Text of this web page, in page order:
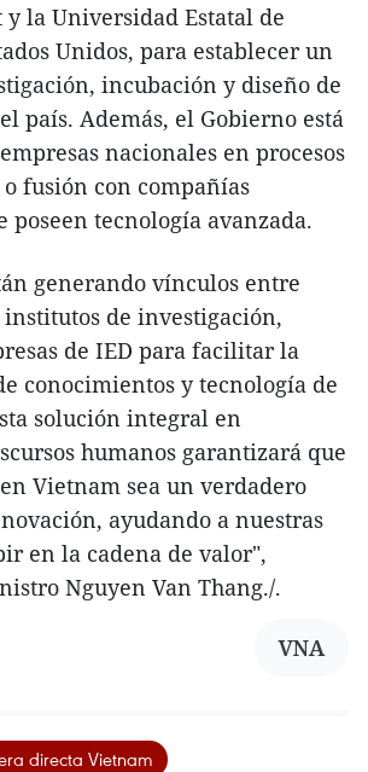
la Universidad Estatal de
Unidos, para establecer un
incubación y diseño de
país. Además, el Gobierno está
nacionales en procesos
fusión con compañías
poseen tecnología avanzada.
generando vínculos entre
de investigación,
de IED para facilitar la
conocimientos y tecnología de
solución integral en
humanos garantizará que
Vietnam sea un verdadero
ayudando a nuestras
en la cadena de valor",
Nguyen Van Thang./.
VNA
directa Vietnam